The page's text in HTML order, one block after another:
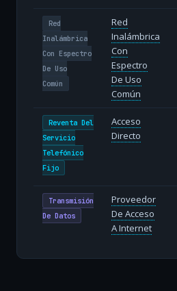
Red
Inalámbrica
Con Espectro
De Uso
Común
Red
Inalámbrica
Con
Espectro
De Uso
Común
Reventa Del
Servicio
Telefónico
Fijo
Acceso
Directo
Transmisión
De Datos
Proveedor
De Acceso
A Internet